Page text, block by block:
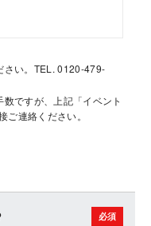
さい。TEL. 0120-479-
ですが、上記「イベント
連絡ください。